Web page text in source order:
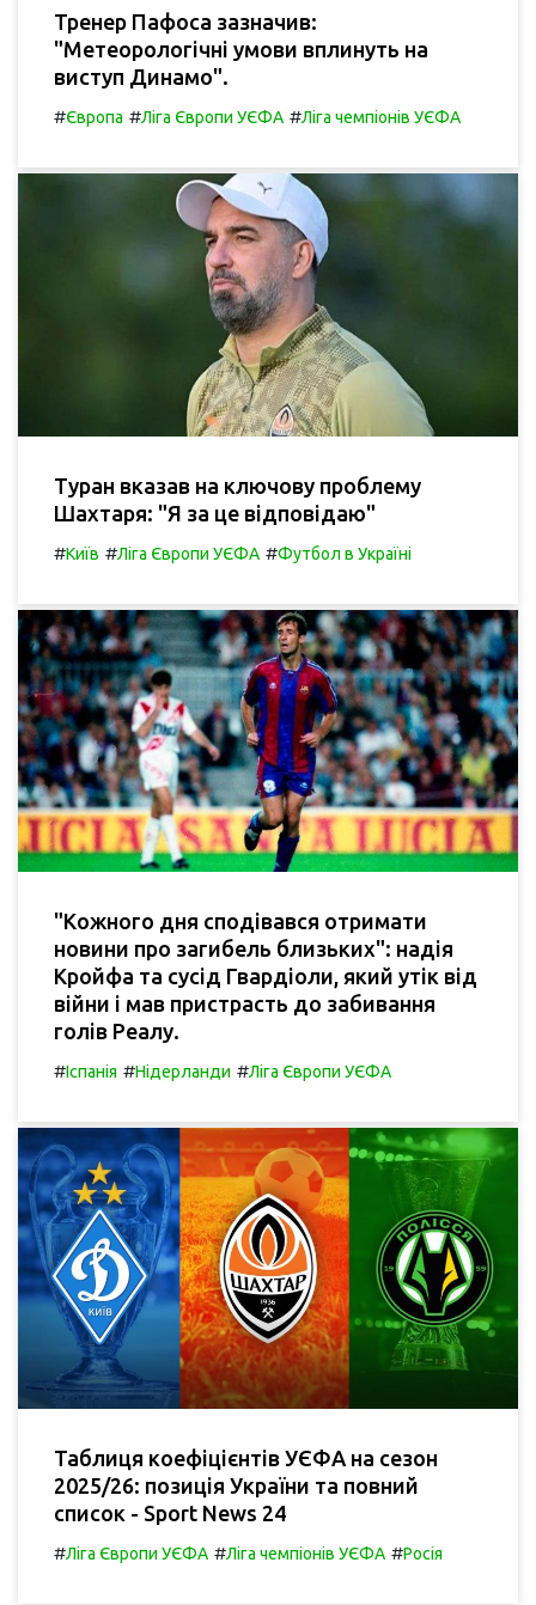
Тренер Пафоса зазначив:
"Метеорологічні умови вплинуть на
виступ Динамо".
#Європа #Ліга Європи УЄФА #Ліга чемпіонів УЄФА
Туран вказав на ключову проблему
Шахтаря: "Я за це відповідаю"
#Київ #Ліга Європи УЄФА #Футбол в Україні
"Кожного дня сподівався отримати
новини про загибель близьких": надія
Кройфа та сусід Гвардіоли, який утік від
війни і мав пристрасть до забивання
голів Реалу.
#Іспанія #Нідерланди #Ліга Європи УЄФА
Таблиця коефіцієнтів УЄФА на сезон
2025/26: позиція України та повний
список - Sport News 24
#Ліга Європи УЄФА #Ліга чемпіонів УЄФА #Росія